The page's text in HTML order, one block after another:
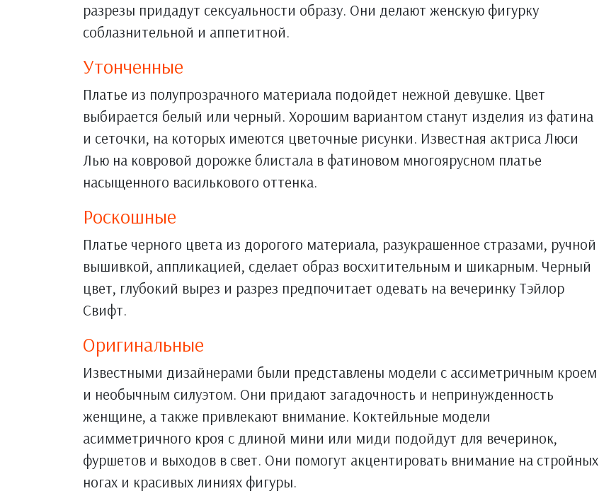
разрезы придадут сексуальности образу. Они делают женскую фигурку
соблазнительной и аппетитной.
Утонченные
Платье из полупрозрачного материала подойдет нежной девушке. Цвет
выбирается белый или черный. Хорошим вариантом станут изделия из фатина
и сеточки, на которых имеются цветочные рисунки. Известная актриса Люси
Лью на ковровой дорожке блистала в фатиновом многоярусном платье
насыщенного василькового оттенка.
Роскошные
Платье черного цвета из дорогого материала, разукрашенное стразами, ручной
вышивкой, аппликацией, сделает образ восхитительным и шикарным. Черный
цвет, глубокий вырез и разрез предпочитает одевать на вечеринку Тэйлор
Свифт.
Оригинальные
Известными дизайнерами были представлены модели с ассиметричным кроем
и необычным силуэтом. Они придают загадочность и непринужденность
женщине, а также привлекают внимание. Коктейльные модели
асимметричного кроя с длиной мини или миди подойдут для вечеринок,
фуршетов и выходов в свет. Они помогут акцентировать внимание на стройных
ногах и красивых линиях фигуры.